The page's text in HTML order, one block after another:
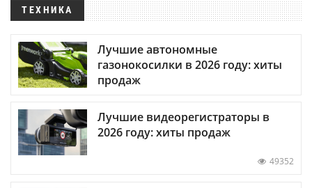
ТЕХНИКА
Лучшие автономные
газонокосилки в 2026 году: хиты
продаж
Лучшие видеорегистраторы в
2026 году: хиты продаж
49352